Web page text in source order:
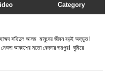
Category
সহিদুল আলম মানুষের জীবন বড়ই অদ্ভুত!
আকাশের মতো বেদনায় ভরপুর! ঘুমিয়ে